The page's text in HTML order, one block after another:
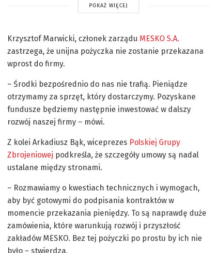
POKAŻ WIĘCEJ
Krzysztof Marwicki, członek zarządu MESKO S.A.
zastrzega, że unijna pożyczka nie zostanie przekazana
wprost do firmy.
– Środki bezpośrednio do nas nie trafią. Pieniądze
otrzymamy za sprzęt, który dostarczymy. Pozyskane
fundusze będziemy następnie inwestować w dalszy
rozwój naszej firmy – mówi.
Z kolei Arkadiusz Bąk, wiceprezes Polskiej Grupy
Zbrojeniowej podkreśla, że szczegóły umowy są nadal
ustalane między stronami.
– Rozmawiamy o kwestiach technicznych i wymogach,
aby być gotowymi do podpisania kontraktów w
momencie przekazania pieniędzy. To są naprawdę duże
zamówienia, które warunkują rozwój i przyszłość
zakładów MESKO. Bez tej pożyczki po prostu by ich nie
było – stwierdza.